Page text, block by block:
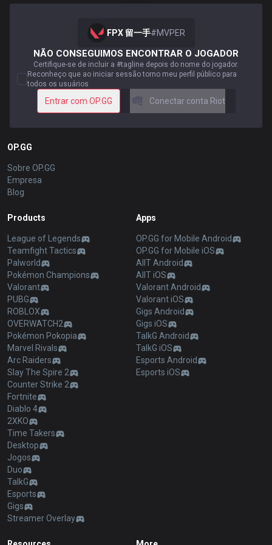
FPX 留一手#MVPER
NÃO CONSEGUIMOS ENCONTRAR O JOGADOR
Certifique-se de incluir a #tagline depois do nome do jogador.
Reconheço que ao iniciar sessão torno meu perfil público para
todos os usuários
Entrar com OP.GG Conectar conta Riot
OP.GG
Sobre OP.GG
Empresa
Blog
Products
League of Legends
Teamfight Tactics
Palworld
Pokémon Champions
Valorant
PUBG
ROBLOX
OVERWATCH2
Pokémon Pokopia
Marvel Rivals
Arc Raiders
Slay The Spire 2
Counter Strike 2
Fortnite
Diablo 4
2XKO
Time Takers
Desktop
Jogos
Duo
TalkG
Esports
Gigs
Streamer Overlay
Apps
OP.GG for Mobile Android
OP.GG for Mobile iOS
AllT Android
AllT iOS
Valorant Android
Valorant iOS
Gigs Android
Gigs iOS
TalkG Android
TalkG iOS
Esports Android
Esports iOS